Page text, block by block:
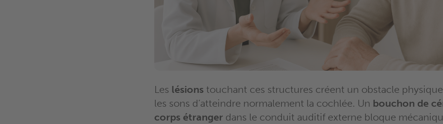
Les lésions touchant ces structures créent un obstacle
les sons d’atteindre normalement la cochlée. Un bouchon de
corps étranger dans le conduit auditif externe bloque